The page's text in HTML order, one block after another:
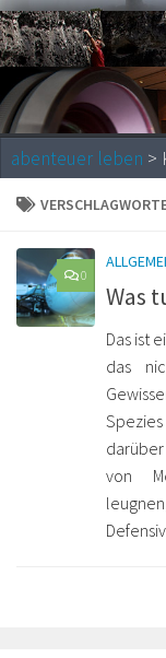
abenteuer leben >
0
Was
Das ist
das
von